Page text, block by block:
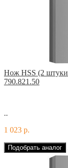
Нож HSS (2 штуки
790.821.50
..
1 023 р.
Подобрать аналог